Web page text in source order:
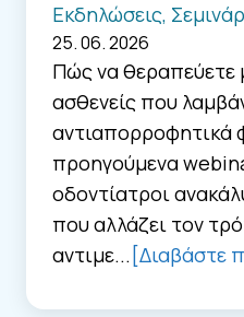
Εκδηλώσεις,
25. 06. 2026
Πώς να
ασθενείς που
αντιαπορροφητικά
προηγούμενα
οδοντίατροι
που αλλάζει τον
αντιμε... [Διαβάστε